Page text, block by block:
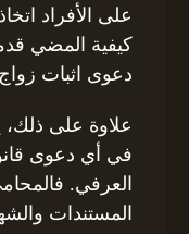
على الأفراد
كيفية المضي
دعوى اثبات
علاوة على ذلك،
في أي دعوى
العرفي.
المستندات